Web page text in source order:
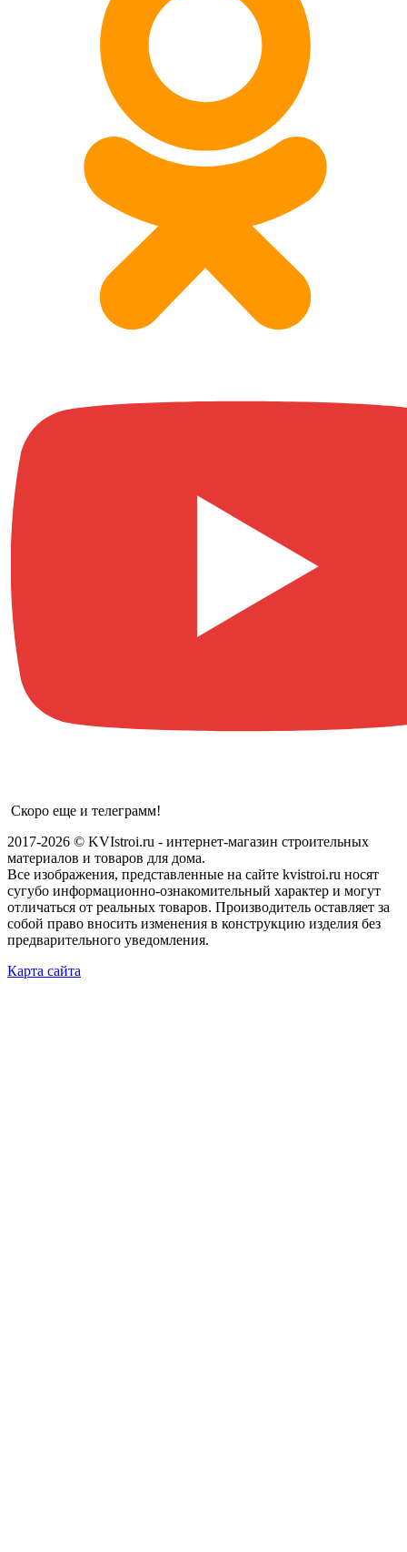
Скоро еще и телеграмм!
2017-2026 © KVIstroi.ru - интернет-магазин строительных
материалов и товаров для дома.
Все изображения, представленные на сайте kvistroi.ru носят
сугубо информационно-ознакомительный характер и могут
отличаться от реальных товаров. Производитель оставляет за
собой право вносить изменения в конструкцию изделия без
предварительного уведомления.
Карта сайта